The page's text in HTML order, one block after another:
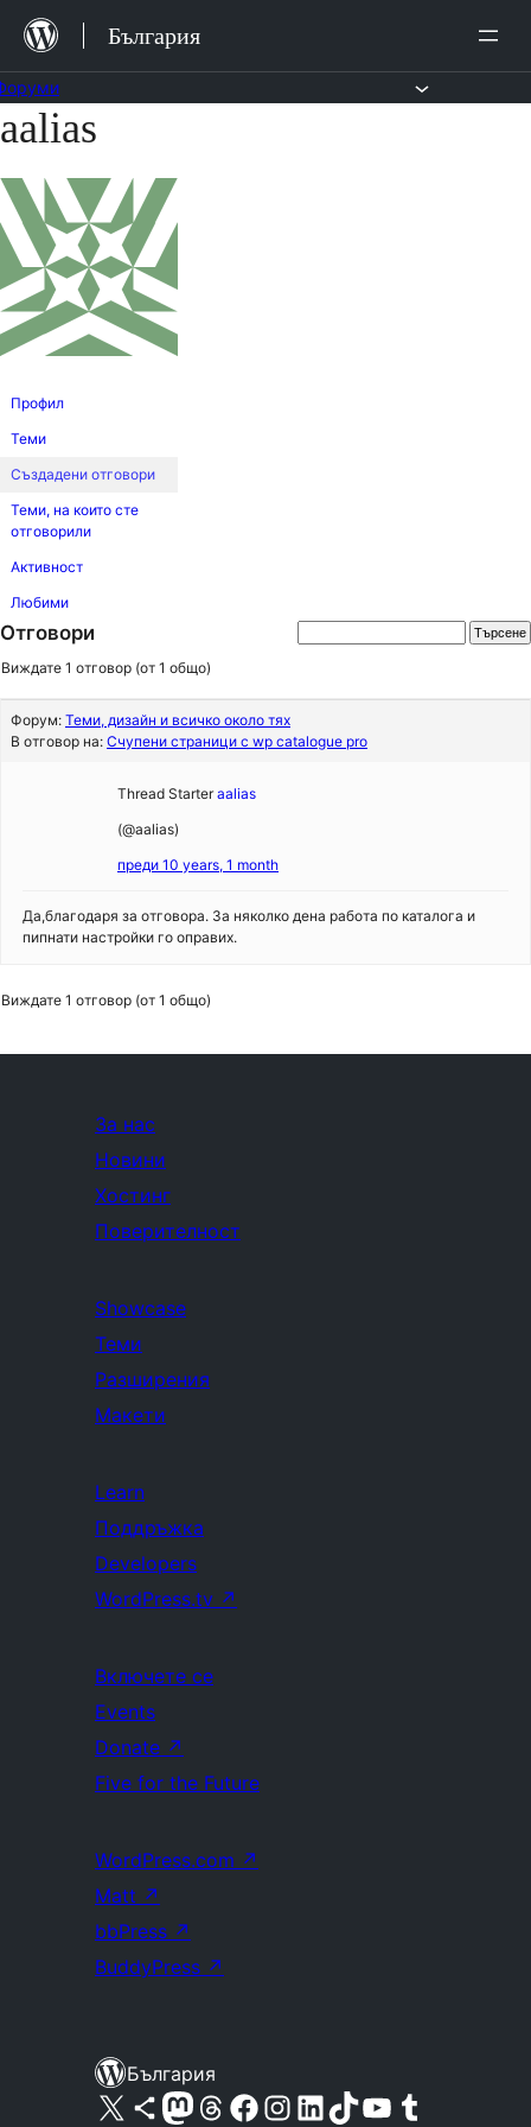
Преминете
към
съдържанието.
България
Към
aalias
Профил
Теми
Създадени отговори
Теми, на които сте
отговорили
Активност
Любими
Отговори
Виждате 1 отговор (от 1 общо)
Форум: Теми, дизайн и всичко около тях
В отговор на: Счупени страници с wp catalogue pro
Thread Starter aalias
(@aalias)
преди 10 years, 1 month
Да,благодаря за отговора. За няколко дена работа по каталога и
пипнати настройки го оправих.
Виждате 1 отговор (от 1 общо)
За нас
Новини
Хостинг
Поверителност
Showcase
Теми
Разширения
Макети
Learn
Поддръжка
Developers
WordPress.tv ↗
Включете се
Events
Donate ↗
Five for the Future
WordPress.com ↗
Matt ↗
bbPress ↗
BuddyPress ↗
България
Visit our X (formerly Twitter) account
Visit our Bluesky account
Visit our Mastodon account
Visit our Threads account
Посетете нашата страница във Facebook
Посетете нашия профил в Instagram
Посетете нашия профил в LinkedIn
Visit our TikTok account
Visit our YouTube channel
Visit our Tumblr account